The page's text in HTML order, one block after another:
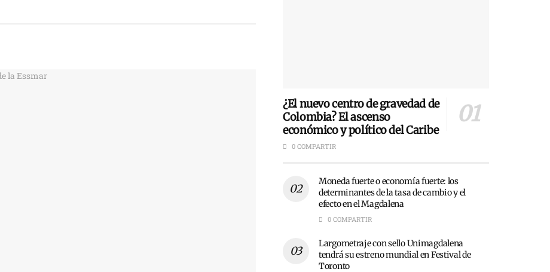
¿El nuevo centro de gravedad de
Colombia? El ascenso
económico y político del Caribe
0 COMPARTIR
Moneda fuerte o economía fuerte: los
determinantes de la tasa de cambio y el
efecto en el Magdalena
0 COMPARTIR
Largometraje con sello Unimagdalena
tendrá su estreno mundial en Festival de
Toronto